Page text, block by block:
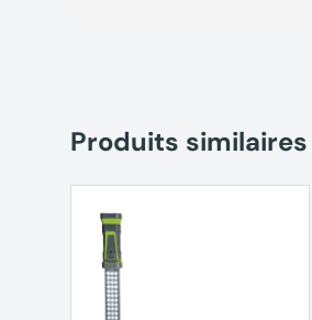
Autonomie avec Batterie 8 Ah :
Puissance Minimale : 17h
Puissance Maximale : 4h
Produits similaires